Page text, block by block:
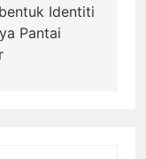
Identiti
Pantai